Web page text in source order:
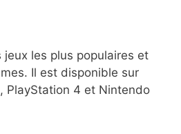
jeux les plus populaires et
Il est disponible sur
PlayStation 4 et Nintendo